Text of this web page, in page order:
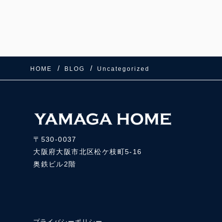
HOME BLOG Uncategorized
〒530-0037
大阪府大阪市北区松ケ枝町5-16
奥鉄ビル2階